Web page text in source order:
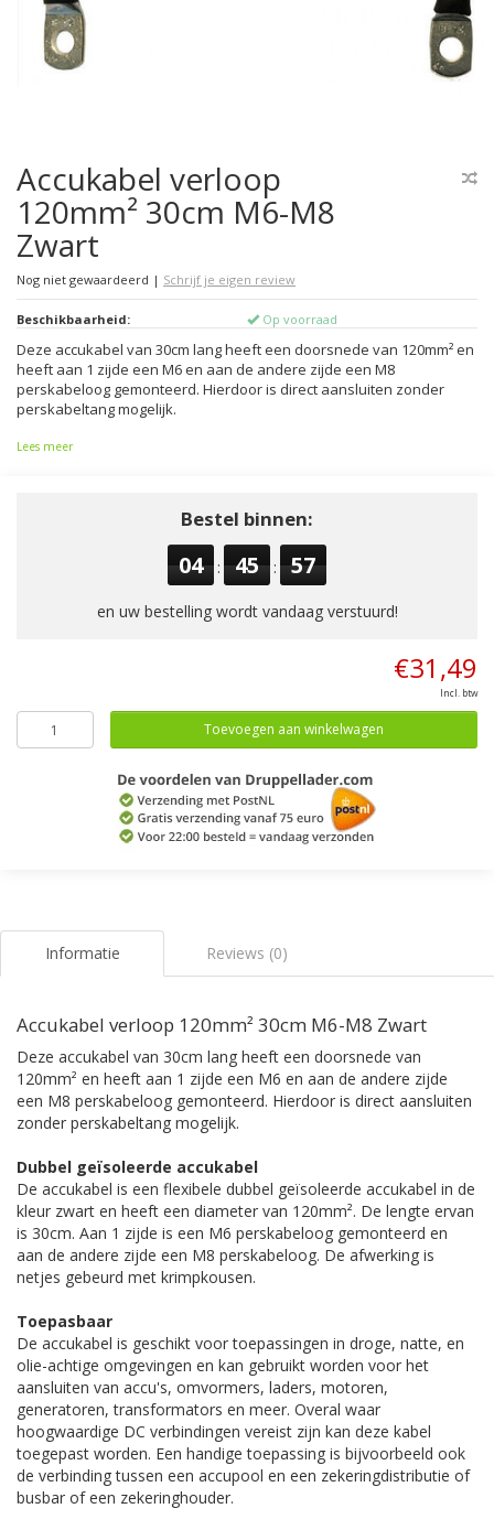
Accukabel verloop
120mm² 30cm M6-M8
Zwart
Nog niet gewaardeerd | Schrijf je eigen review
Beschikbaarheid: Op voorraad
Deze accukabel van 30cm lang heeft een doorsnede van 120mm² en
heeft aan 1 zijde een M6 en aan de andere zijde een M8
perskabeloog gemonteerd. Hierdoor is direct aansluiten zonder
perskabeltang mogelijk.
Lees meer
Bestel binnen:
04 : 45 : 57
en uw bestelling wordt vandaag verstuurd!
€31,49
Incl. btw
Toevoegen aan winkelwagen
Informatie Reviews (0)
Accukabel verloop 120mm² 30cm M6-M8 Zwart
Deze accukabel van 30cm lang heeft een doorsnede van
120mm² en heeft aan 1 zijde een M6 en aan de andere zijde
een M8 perskabeloog gemonteerd. Hierdoor is direct aansluiten
zonder perskabeltang mogelijk.
Dubbel geïsoleerde accukabel
De accukabel is een flexibele dubbel geïsoleerde accukabel in de
kleur zwart en heeft een diameter van 120mm². De lengte ervan
is 30cm. Aan 1 zijde is een M6 perskabeloog gemonteerd en
aan de andere zijde een M8 perskabeloog. De afwerking is
netjes gebeurd met krimpkousen.
Toepasbaar
De accukabel is geschikt voor toepassingen in droge, natte, en
olie-achtige omgevingen en kan gebruikt worden voor het
aansluiten van accu's, omvormers, laders, motoren,
generatoren, transformators en meer. Overal waar
hoogwaardige DC verbindingen vereist zijn kan deze kabel
toegepast worden. Een handige toepassing is bijvoorbeeld ook
de verbinding tussen een accupool en een zekeringdistributie of
busbar of een zekeringhouder.